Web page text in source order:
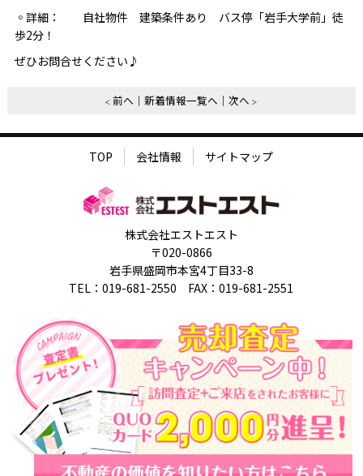
◦詳細： 自社物件 建築条件あり バス停「岩手大学前」徒
歩2分！
ぜひお問合せください♪
前へ 新着情報一覧へ 次へ
TOP 会社情報 サイトマップ
株式会社エストエスト
〒020-0866
岩手県盛岡市本宮4丁目33-8
TEL：019-681-2550 FAX：019-681-2551